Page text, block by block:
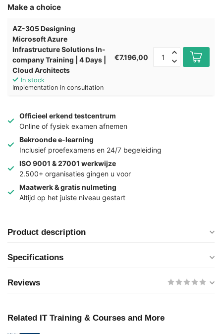
Make a choice
AZ-305 Designing
Microsoft Azure
Infrastructure Solutions In-
company Training | 4 Days |
Cloud Architects
In stock
Implementation in consultation
€7.196,00
Officieel erkend testcentrum
Online of fysiek examen afnemen
Bekroonde e-learning
Inclusief proefexamens en 24/7 begeleiding
ISO 9001 & 27001 werkwijze
2.500+ organisaties gingen u voor
Maatwerk & gratis nulmeting
Altijd op het juiste niveau gestart
Product description
Specifications
Reviews
Related IT Training & Courses and More